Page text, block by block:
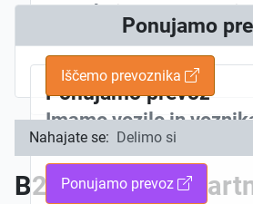
Potrebujemo prevoz,
nekoga z vozilom
Iščemo prevoznika
Ponujamo
Ponujamo prevoz
Imamo vozilo in
potrebujemo potnike
Ponujamo prevoz
Nahajate se: Delimo si
B2B | Poslovni